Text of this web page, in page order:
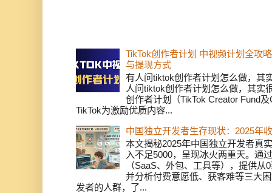
TikTok创作者计划 中视频计划全攻
与提现方式
有人问tiktok创作者计划怎么做，其
人问tiktok创作者计划怎么做，其实
创作者计划（TikTok Creator Fund
TikTok为激励优质内容...
中国独立开发者生存现状：2025年
本文揭秘2025年中国独立开发者真
入不足5000，呈现冰火两重天。通
（SaaS、外包、工具等），提供
并分析付费意愿低、获客难等三大
发者的人群，了...